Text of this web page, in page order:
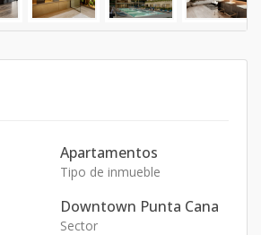
Apartamentos
Tipo de inmueble
Downtown Punta Cana
Sector